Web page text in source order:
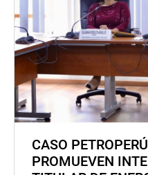
CASO
PROMUEVEN